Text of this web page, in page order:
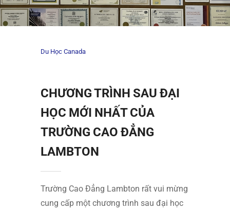
Du Học Canada
CHƯƠNG TRÌNH SAU ĐẠI
HỌC MỚI NHẤT CỦA
TRƯỜNG CAO ĐẲNG
LAMBTON
Trường Cao Đẳng Lambton rất vui mừng
cung cấp một chương trình sau đại học